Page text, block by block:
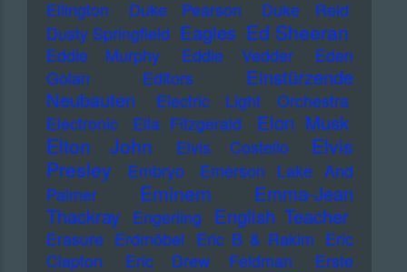
Ellington
Duke Pearson
Duke Reid
Dusty Springfield Eagles Ed Sheeran
Eddie Murphy Eddie Vedder
Eden
Golan
Editors
Einstürzende
Neubauten
Electric Light Orchestra
Electronic
Ella Fitzgerald Elon Musk
Elton John Elvis Costello
Elvis
Presley
Embryo
Emerson Lake And
Palmer
Eminem
Emma-Jean
Thackray
Engerling English Teacher
Erasure Erdmöbel Eric B & Rakim Eric
Clapton
Eric Drew Feldman
Erste